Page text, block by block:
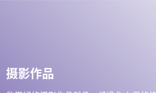
摄影作品